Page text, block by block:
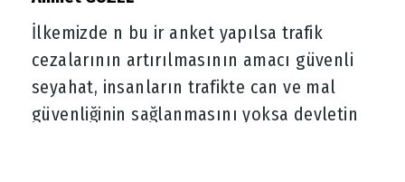
İlkemizde n bu ir anket yapılsa trafik
cezalarının artırılmasının amacı güvenli
seyahat, insanların trafikte can ve mal
güvenliğinin sağlanmasını yoksa devletin